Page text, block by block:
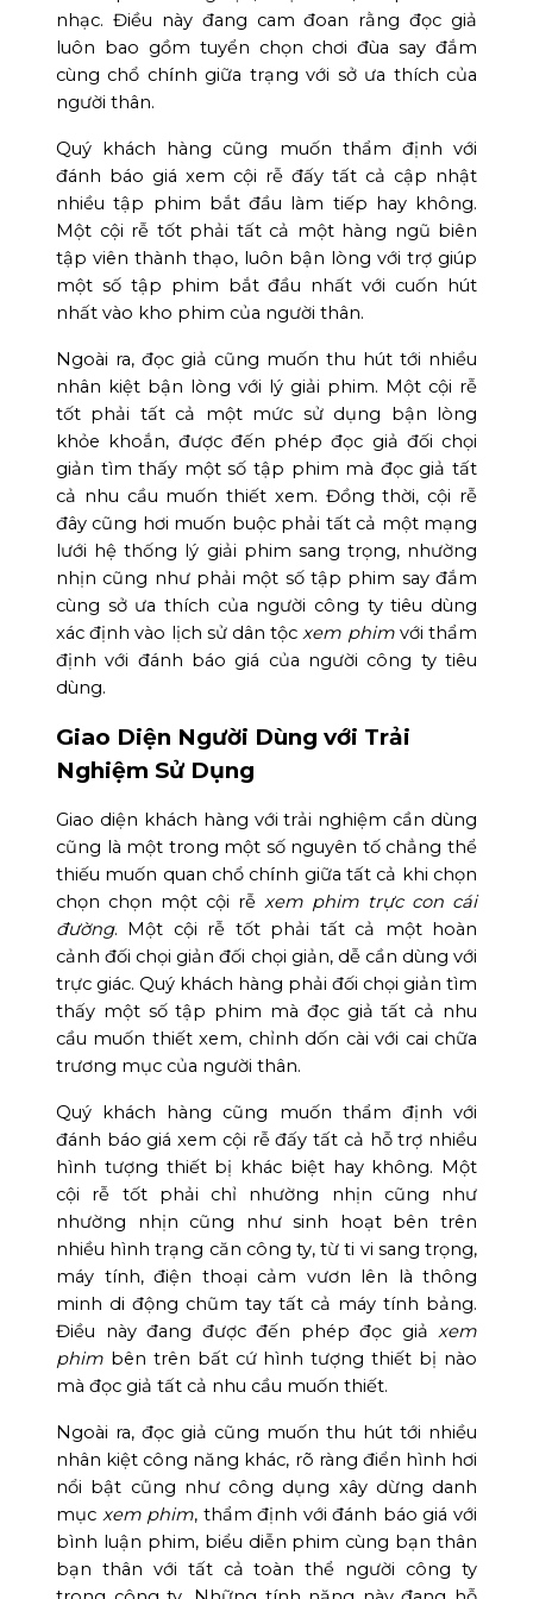
nhạc. Điều này đang cam đoan rằng đọc giả
luôn bao gồm tuyển chọn chơi đùa say đắm
cùng chổ chính giữa trạng với sở ưa thích của
người thân.
Quý khách hàng cũng muốn thẩm định với
đánh báo giá xem cội rễ đấy tất cả cập nhật
nhiều tập phim bắt đầu làm tiếp hay không.
Một cội rễ tốt phải tất cả một hàng ngũ biên
tập viên thành thạo, luôn bận lòng với trợ giúp
một số tập phim bắt đầu nhất với cuốn hút
nhất vào kho phim của người thân.
Ngoài ra, đọc giả cũng muốn thu hút tới nhiều
nhân kiệt bận lòng với lý giải phim. Một cội rễ
tốt phải tất cả một mức sử dụng bận lòng
khỏe khoắn, được đến phép đọc giả đối chọi
giản tìm thấy một số tập phim mà đọc giả tất
cả nhu cầu muốn thiết xem. Đồng thời, cội rễ
đây cũng hơi muốn buộc phải tất cả một mạng
lưới hệ thống lý giải phim sang trọng, nhường
nhịn cũng như phải một số tập phim say đắm
cùng sở ưa thích của người công ty tiêu dùng
xác định vào lịch sử dân tộcxem phimvới thẩm
định với đánh báo giá của người công ty tiêu
dùng.
Giao Diện Người Dùng với Trải
Nghiệm Sử Dụng
Giao diện khách hàng với trải nghiệm cần dùng
cũng là một trong một số nguyên tố chẳng thể
thiếu muốn quan chổ chính giữa tất cả khi chọn
chọn chọn một cội rễ xem phim trực con cái
đường. Một cội rễ tốt phải tất cả một hoàn
cảnh đối chọi giản đối chọi giản, dễ cần dùng với
trực giác. Quý khách hàng phải đối chọi giản tìm
thấy một số tập phim mà đọc giả tất cả nhu
cầu muốn thiết xem, chỉnh dốn cài với cai chữa
trương mục của người thân.
Quý khách hàng cũng muốn thẩm định với
đánh báo giá xem cội rễ đấy tất cả hỗ trợ nhiều
hình tượng thiết bị khác biệt hay không. Một
cội rễ tốt phải chỉ nhường nhịn cũng như
nhường nhịn cũng như sinh hoạt bên trên
nhiều hình trạng căn công ty, từ ti vi sang trọng,
máy tính, điện thoại cảm vươn lên là thông
minh di động chũm tay tất cả máy tính bảng.
Điều này đang được đến phép đọc giả xem
phim bên trên bất cứ hình tượng thiết bị nào
mà đọc giả tất cả nhu cầu muốn thiết.
Ngoài ra, đọc giả cũng muốn thu hút tới nhiều
nhân kiệt công năng khác, rõ ràng điển hình hơi
nổi bật cũng như công dụng xây dừng danh
mục xem phim, thẩm định với đánh báo giá với
bình luận phim, biểu diễn phim cùng bạn thân
bạn thân với tất cả toàn thể người công ty